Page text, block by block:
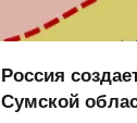
Россия
Сумской